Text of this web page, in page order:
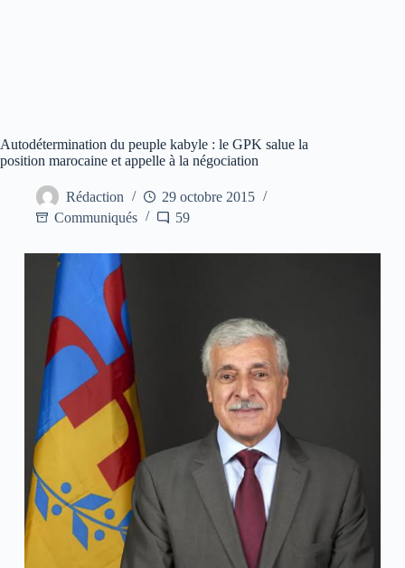
Autodétermination du peuple kabyle : le GPK salue la
position marocaine et appelle à la négociation
Rédaction
29 octobre 2015
Communiqués
59